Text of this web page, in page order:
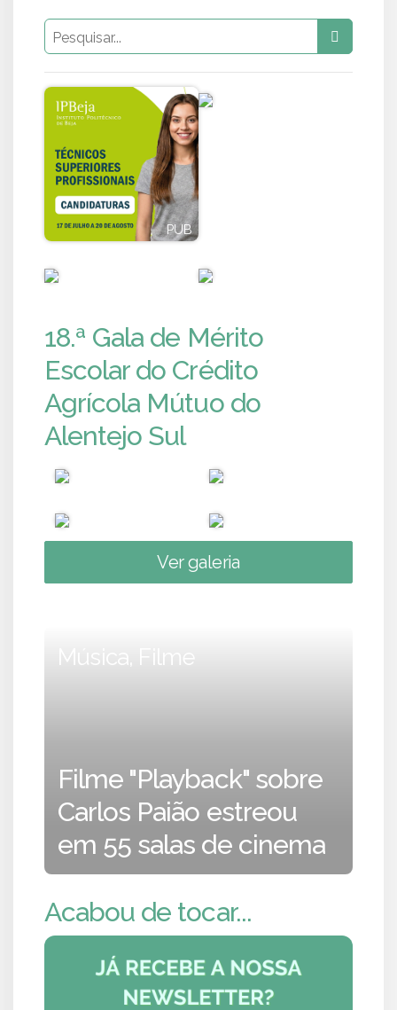
PUB
18.ª Gala de Mérito
Escolar do Crédito
Agrícola Mútuo do
Alentejo Sul
Ver galeria
Música, Filme
Filme "Playback" sobre
Carlos Paião estreou
em 55 salas de cinema
Acabou de tocar...